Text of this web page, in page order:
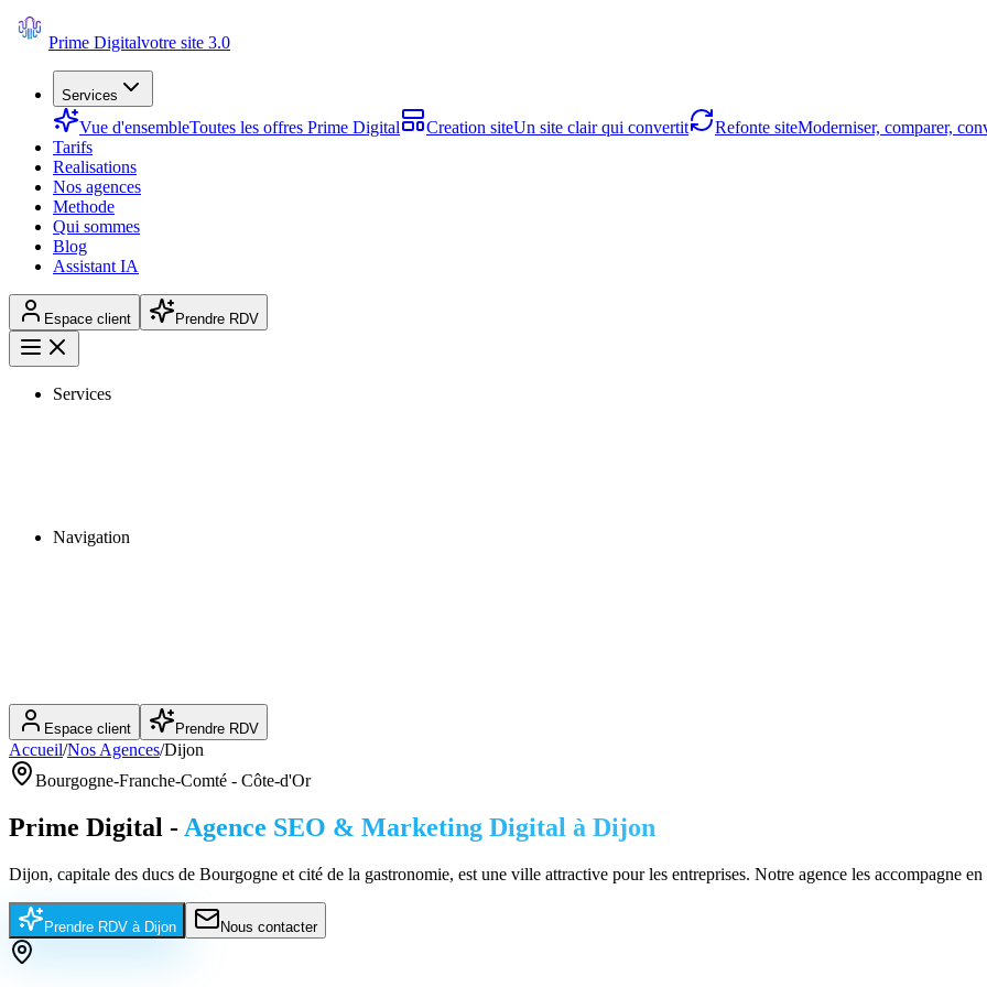
Prime Digitalvotre site 3.0
Services
Vue d'ensembleToutes les offres Prime Digital Creation siteUn site clair qui convertit Refonte siteModerniser, comparer,
Tarifs
Realisations
Nos agences
Methode
Qui sommes
Blog
Assistant IA
Espace client Prendre RDV
Services
Navigation
Espace client Prendre RDV
Accueil/Nos Agences/Dijon
Bourgogne-Franche-Comté - Côte-d'Or
Prime Digital - Agence SEO & Marketing Digital à Dijon
Dijon, capitale des ducs de Bourgogne et cité de la gastronomie, est une ville attractive pour les entreprises. Notre agence les accompagne
Prendre RDV à Dijon Nous contacter